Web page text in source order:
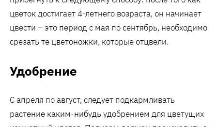
цветок достигает 4-летнего возраста, он начинает
цвести – это период с мая по сентябрь, необходимо
срезать те цветоножки, которые отцвели.
Удобрение
С апреля по август, следует подкармливать
растение каким-нибудь удобрением для цветущих